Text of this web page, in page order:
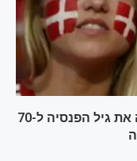
"למען הדורות הבאים": דנמרק מעלה את גיל הפנסיה ל-70